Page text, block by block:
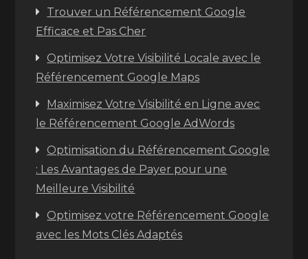
Trouver un Référencement Google
Efficace et Pas Cher
Optimisez Votre Visibilité Locale avec le
Référencement Google Maps
Maximisez Votre Visibilité en Ligne avec
le Référencement Google AdWords
Optimisation du Référencement Google
: Les Avantages de Payer pour une
Meilleure Visibilité
Optimisez votre Référencement Google
avec les Mots Clés Adaptés